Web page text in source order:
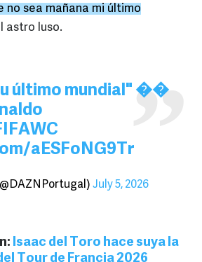
no sea mañana mi último
astro luso.
último mundial" ��️
aESFoNG9Tr
July 5, 2026
Isaac del Toro hace suya la
Tour de Francia 2026